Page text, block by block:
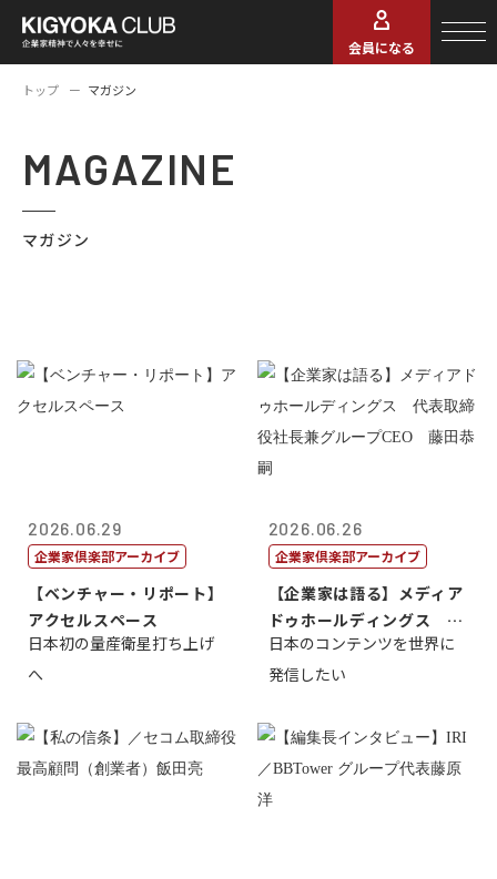
会員になる
トップ マガジン
MAGAZINE
マガジン
2026.06.29
企業家倶楽部アーカイブ
【ベンチャー・リポート】
アクセルスペース
日本初の量産衛星打ち上げ
へ
2026.06.26
企業家倶楽部アーカイブ
【企業家は語る】メディア
ドゥホールディングス 代
表取締役社長...
日本のコンテンツを世界に
発信したい